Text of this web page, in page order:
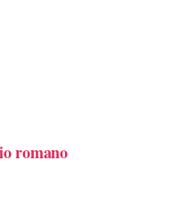
romano